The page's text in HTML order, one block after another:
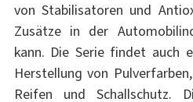
von Stabilisatoren und
Zusätze in der
kann. Die Serie findet auch
Herstellung von
Reifen und Schallschutz.